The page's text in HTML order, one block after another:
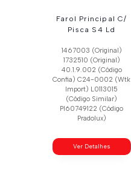
Farol Principal C/
Pisca S4 Ld
1467003 (Original)
1732510 (Original)
40.1.9.002 (Código
Confia) C24-0002 (Wtk
Import) L0113015
(Código Similar)
Pl60749122 (Código
Pradolux)
Ver Detalhes